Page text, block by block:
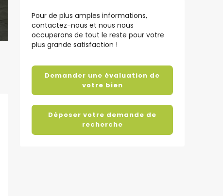
Pour de plus amples informations,
contactez-nous et nous nous
occuperons de tout le reste pour votre
plus grande satisfaction !
Demander une évaluation de
votre bien
Déposer votre demande de
recherche